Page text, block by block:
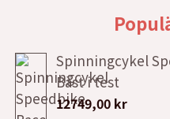
Spinningcykel
Bäst i test
12749,00 kr